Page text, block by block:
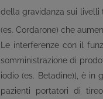
della gravidanza sui
(es. Cordarone) che
Le interferenze con il
somministrazione di
iodio (es. Betadine)], è
pazienti portatori di